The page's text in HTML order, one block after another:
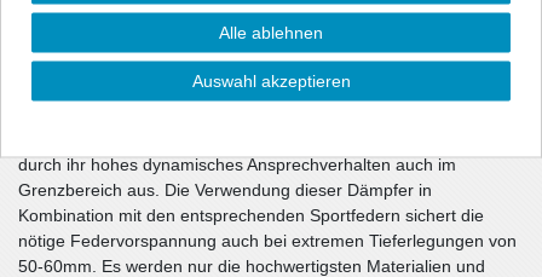
Die Dämpfercharakteristik und die Federrate wurden im
Fahrversuch wechselseitig optimiert. Die unmittelbar
ansprechenden Dämpfer haben gegenüber dem Serienfahrwerk
eine ca. 10-1getönt (durchsichtig) härtere Dämpfung und sorgen
durch ihr hohes dynamisches Ansprechverhalten auch im
Grenzbereich aus. Die Verwendung dieser Dämpfer in
Kombination mit den entsprechenden Sportfedern sichert die
nötige Federvorspannung auch bei extremen Tieferlegungen von
50-60mm. Es werden nur die hochwertigsten Materialien und
Alle ablehnen
Auswahl akzeptieren